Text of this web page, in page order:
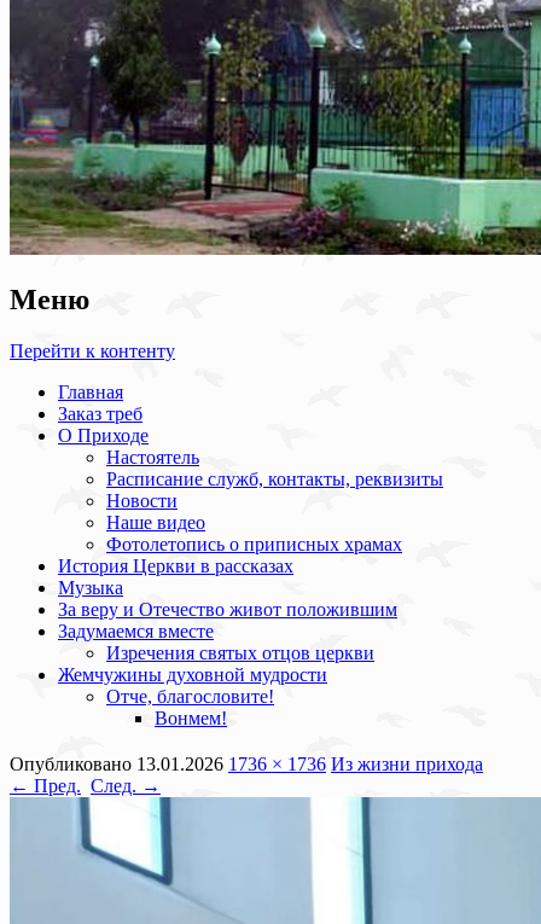
Меню
Перейти к контенту
Главная
Заказ треб
О Приходе
Настоятель
Расписание служб, контакты, реквизиты
Новости
Наше видео
Фотолетопись о приписных храмах
История Церкви в рассказах
Музыка
За веру и Отечество живот положившим
Задумаемся вместе
Изречения святых отцов церкви
Жемчужины духовной мудрости
Отче, благословите!
Вонмем!
Опубликовано 13.01.2026 1736 × 1736 Из жизни прихода
← Пред. След. →